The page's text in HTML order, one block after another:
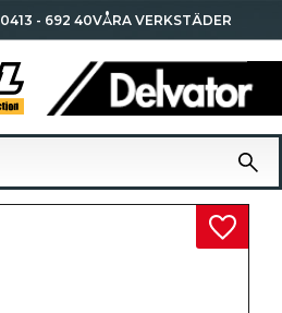
0413 - 692 40VÅRA VERKSTÄDER
Lägg